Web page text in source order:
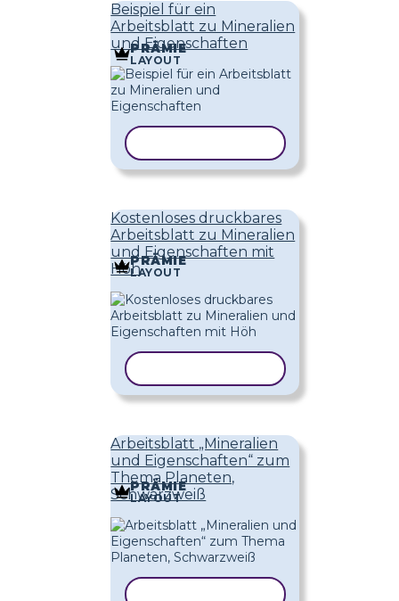
Beispiel für ein
Arbeitsblatt zu Mineralien
und Eigenschaften
PRÄMIE
LAYOUT
Kostenloses druckbares
Arbeitsblatt zu Mineralien
und Eigenschaften mit
Höh
PRÄMIE
LAYOUT
Arbeitsblatt „Mineralien
und Eigenschaften“ zum
Thema Planeten,
Schwarzweiß
PRÄMIE
LAYOUT